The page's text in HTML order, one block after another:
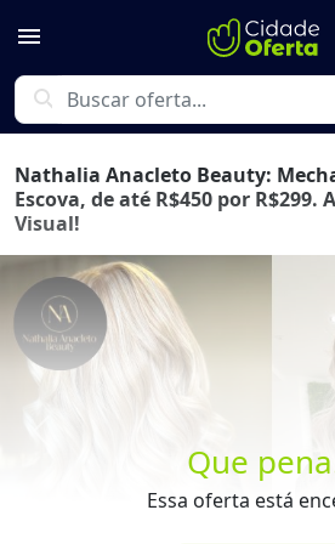
menu
search
Que
Essa oferta está
Nathalia Anacleto Beauty:
Escova, de até R$450 por
Visual!